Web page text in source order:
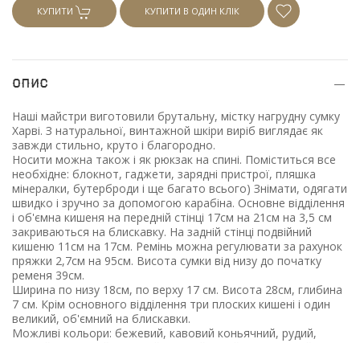
КУПИТИ КУПИТИ В ОДИН КЛІК
Опис
Наші майстри виготовили брутальну, містку нагрудну сумку
Харві. З натуральної, винтажной шкіри виріб виглядає як
завжди стильно, круто і благородно.
Носити можна також і як рюкзак на спині. Поміститься все
необхідне: блокнот, гаджети, зарядні пристрої, пляшка
мінералки, бутерброди і ще багато всього) Знімати, одягати
швидко і зручно за допомогою карабіна. Основне відділення
і об'ємна кишеня на передній стінці 17см на 21см на 3,5 см
закриваються на блискавку. На задній стінці подвійний
кишеню 11см на 17см. Ремінь можна регулювати за рахунок
пряжки 2,7см на 95см. Висота сумки від низу до початку
ременя 39см.
Ширина по низу 18см, по верху 17 см. Висота 28см, глибина
7 см. Крім основного відділення три плоских кишені і один
великий, об'ємний на блискавки.
Можливі кольори: бежевий, кавовий коньячний, рудий,